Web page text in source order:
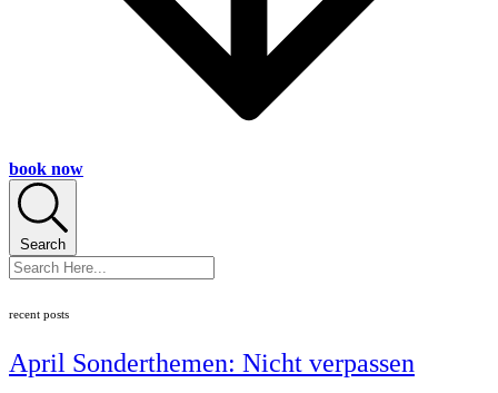
book now
Search
recent posts
April Sonderthemen: Nicht verpassen